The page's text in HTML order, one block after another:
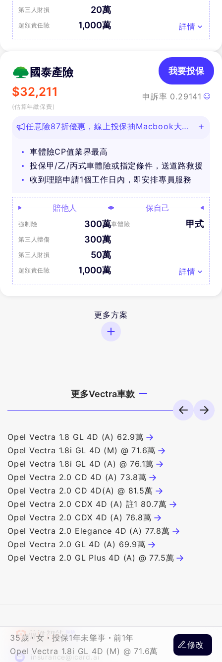
35歲 女 投保1年未肇事
前1年
Opel Vectra 1.8i GL 4D (M) @ 71.6萬
修改
第三人財損 20萬
超額責任險 1,000萬 詳情
國泰產險
$32,211
(估算年繳保費)
申訴率 0.29141
我要投保
任意險87折優惠，線上投保抽Macbook大
車體險CP值業界最高
投保甲/乙/丙式車體險或指定條件，送道路救援
收到理賠申請1個工作日內，即安排專員服務
賠他人
強制險 300萬
第三人體傷 300萬
第三人財損 50萬
超額責任險 1,000萬
保自己
車體險 甲式
詳情
更多方案
更多Vectra車款
Opel Vectra 1.8 GL 4D (A) 62.9萬
Opel Vectra 1.8i GL 4D (M) @ 71.6萬
Opel Vectra 1.8i GL 4D (A) @ 76.1萬
Opel Vectra 2.0 CD 4D (A) 73.8萬
Opel Vectra 2.0 CD 4D(A) @ 81.5萬
Opel Vectra 2.0 CDX 4D (A) 註1 80.7萬
Opel Vectra 2.0 CDX 4D (A) 76.8萬
Opel Vectra 2.0 Elegance 4D (A) 77.8萬
Opel Vectra 2.0 GL 4D (A) 69.9萬
Opel Vectra 2.0 GL Plus 4D (A) @ 77.5萬
insurance@icard.ai